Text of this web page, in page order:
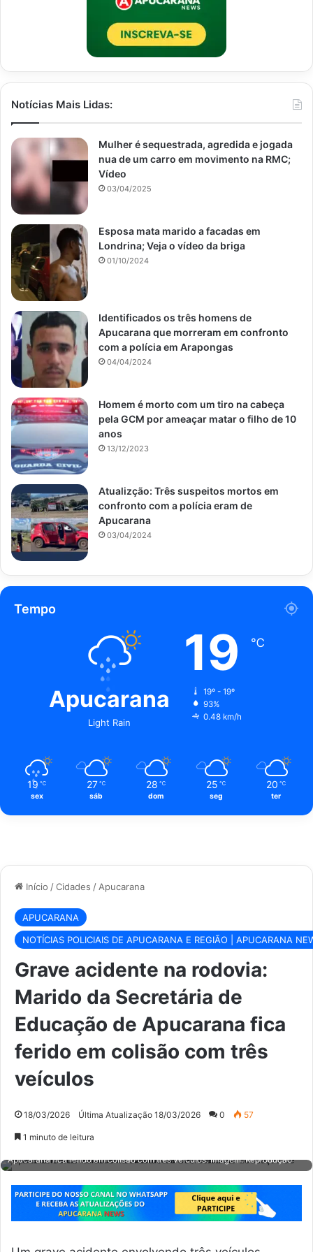
Início /Cidades / Apucarana
APUCARANA
NOTÍCIAS POLICIAIS DE APUCARANA E REGIÃO | APUCARANA
Grave acidente na rodovia:
Marido da Secretária de
Educação de Apucarana fica
ferido em colisão com três
veículos
18/03/2026 Última Atualização 18/03/2026 0 57
1 minuto de leitura
Apucarana fica ferido em colisão com três veículos. Imagem: Reprodução
Notícias Mais Lidas:
Mulher é sequestrada, agredida e jogada
nua de um carro em movimento na RMC;
Vídeo
03/04/2025
Esposa mata marido a facadas em
Londrina; Veja o vídeo da briga
01/10/2024
Identificados os três homens de
Apucarana que morreram em confronto
com a polícia em Arapongas
04/04/2024
Homem é morto com um tiro na cabeça
pela GCM por ameaçar matar o filho de 10
anos
13/12/2023
Atualizção: Três suspeitos mortos em
confronto com a polícia eram de
Apucarana
03/04/2024
Tempo
Apucarana
Light Rain
19 ℃
19º - 19º
93%
0.48 km/h
19 ℃
sex
27 ℃
sáb
28 ℃
dom
25 ℃
seg
20 ℃
ter